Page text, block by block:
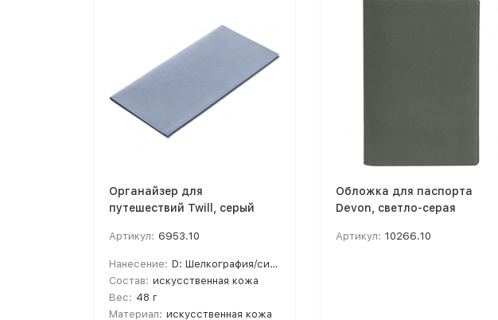
Органайзер для
путешествий Twill, серый
Артикул: 6953.10
Нанесение: D: Шелкография/синтетика, T1: Тиснение
Состав: искусственная кожа
Вес: 48 г
Материал: искусственная кожа
Обложка для паспорта
Devon, светло-серая
Артикул: 10266.10